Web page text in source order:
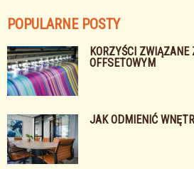
POPULARNE POSTY
KORZYŚCI ZWIĄZANE
OFFSETOWYM
JAK ODMIENIĆ